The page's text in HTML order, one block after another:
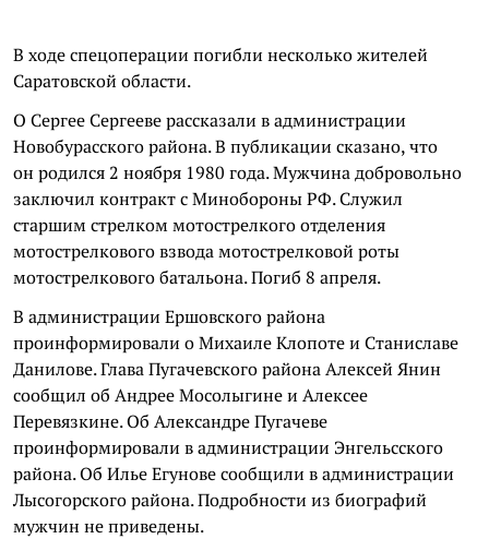
В ходе спецоперации погибли несколько жителей
Саратовской области.
О Сергее Сергееве рассказали в администрации
Новобурасского района. В публикации сказано, что
он родился 2 ноября 1980 года. Мужчина добровольно
заключил контракт с Минобороны РФ. Служил
старшим стрелком мотострелкого отделения
мотострелкового взвода мотострелковой роты
мотострелкового батальона. Погиб 8 апреля.
В администрации Ершовского района
проинформировали о Михаиле Клопоте и Станиславе
Данилове. Глава Пугачевского района Алексей Янин
сообщил об Андрее Мосолыгине и Алексее
Перевязкине. Об Александре Пугачеве
проинформировали в администрации Энгельсского
района. Об Илье Егунове сообщили в администрации
Лысогорского района. Подробности из биографий
мужчин не приведены.